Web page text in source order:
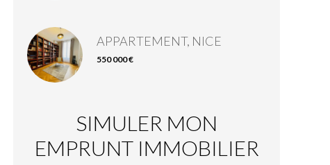
APPARTEMENT, NICE
550 000 €
SIMULER MON
EMPRUNT IMMOBILIER